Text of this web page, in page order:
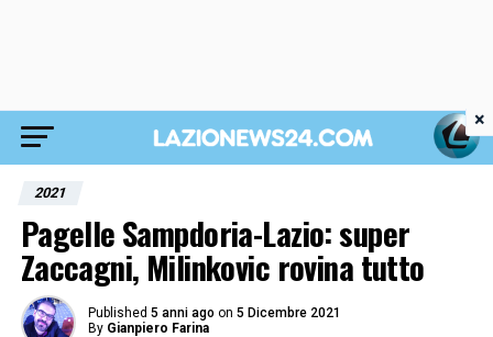
2021
Pagelle Sampdoria-Lazio: super
Zaccagni, Milinkovic rovina tutto
Published 5 anni ago on 5 Dicembre 2021
By Gianpiero Farina
×